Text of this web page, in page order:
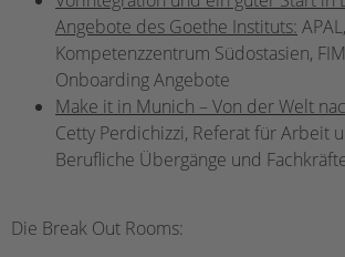
Angebote des Goethe Instituts:
Kompetenzzentrum Südostasien,
Onboarding Angebote
Make it in Munich – Von der Welt
Cetty Perdichizzi, Referat für Arbeit
Berufliche Übergänge und
Die Break Out Rooms: